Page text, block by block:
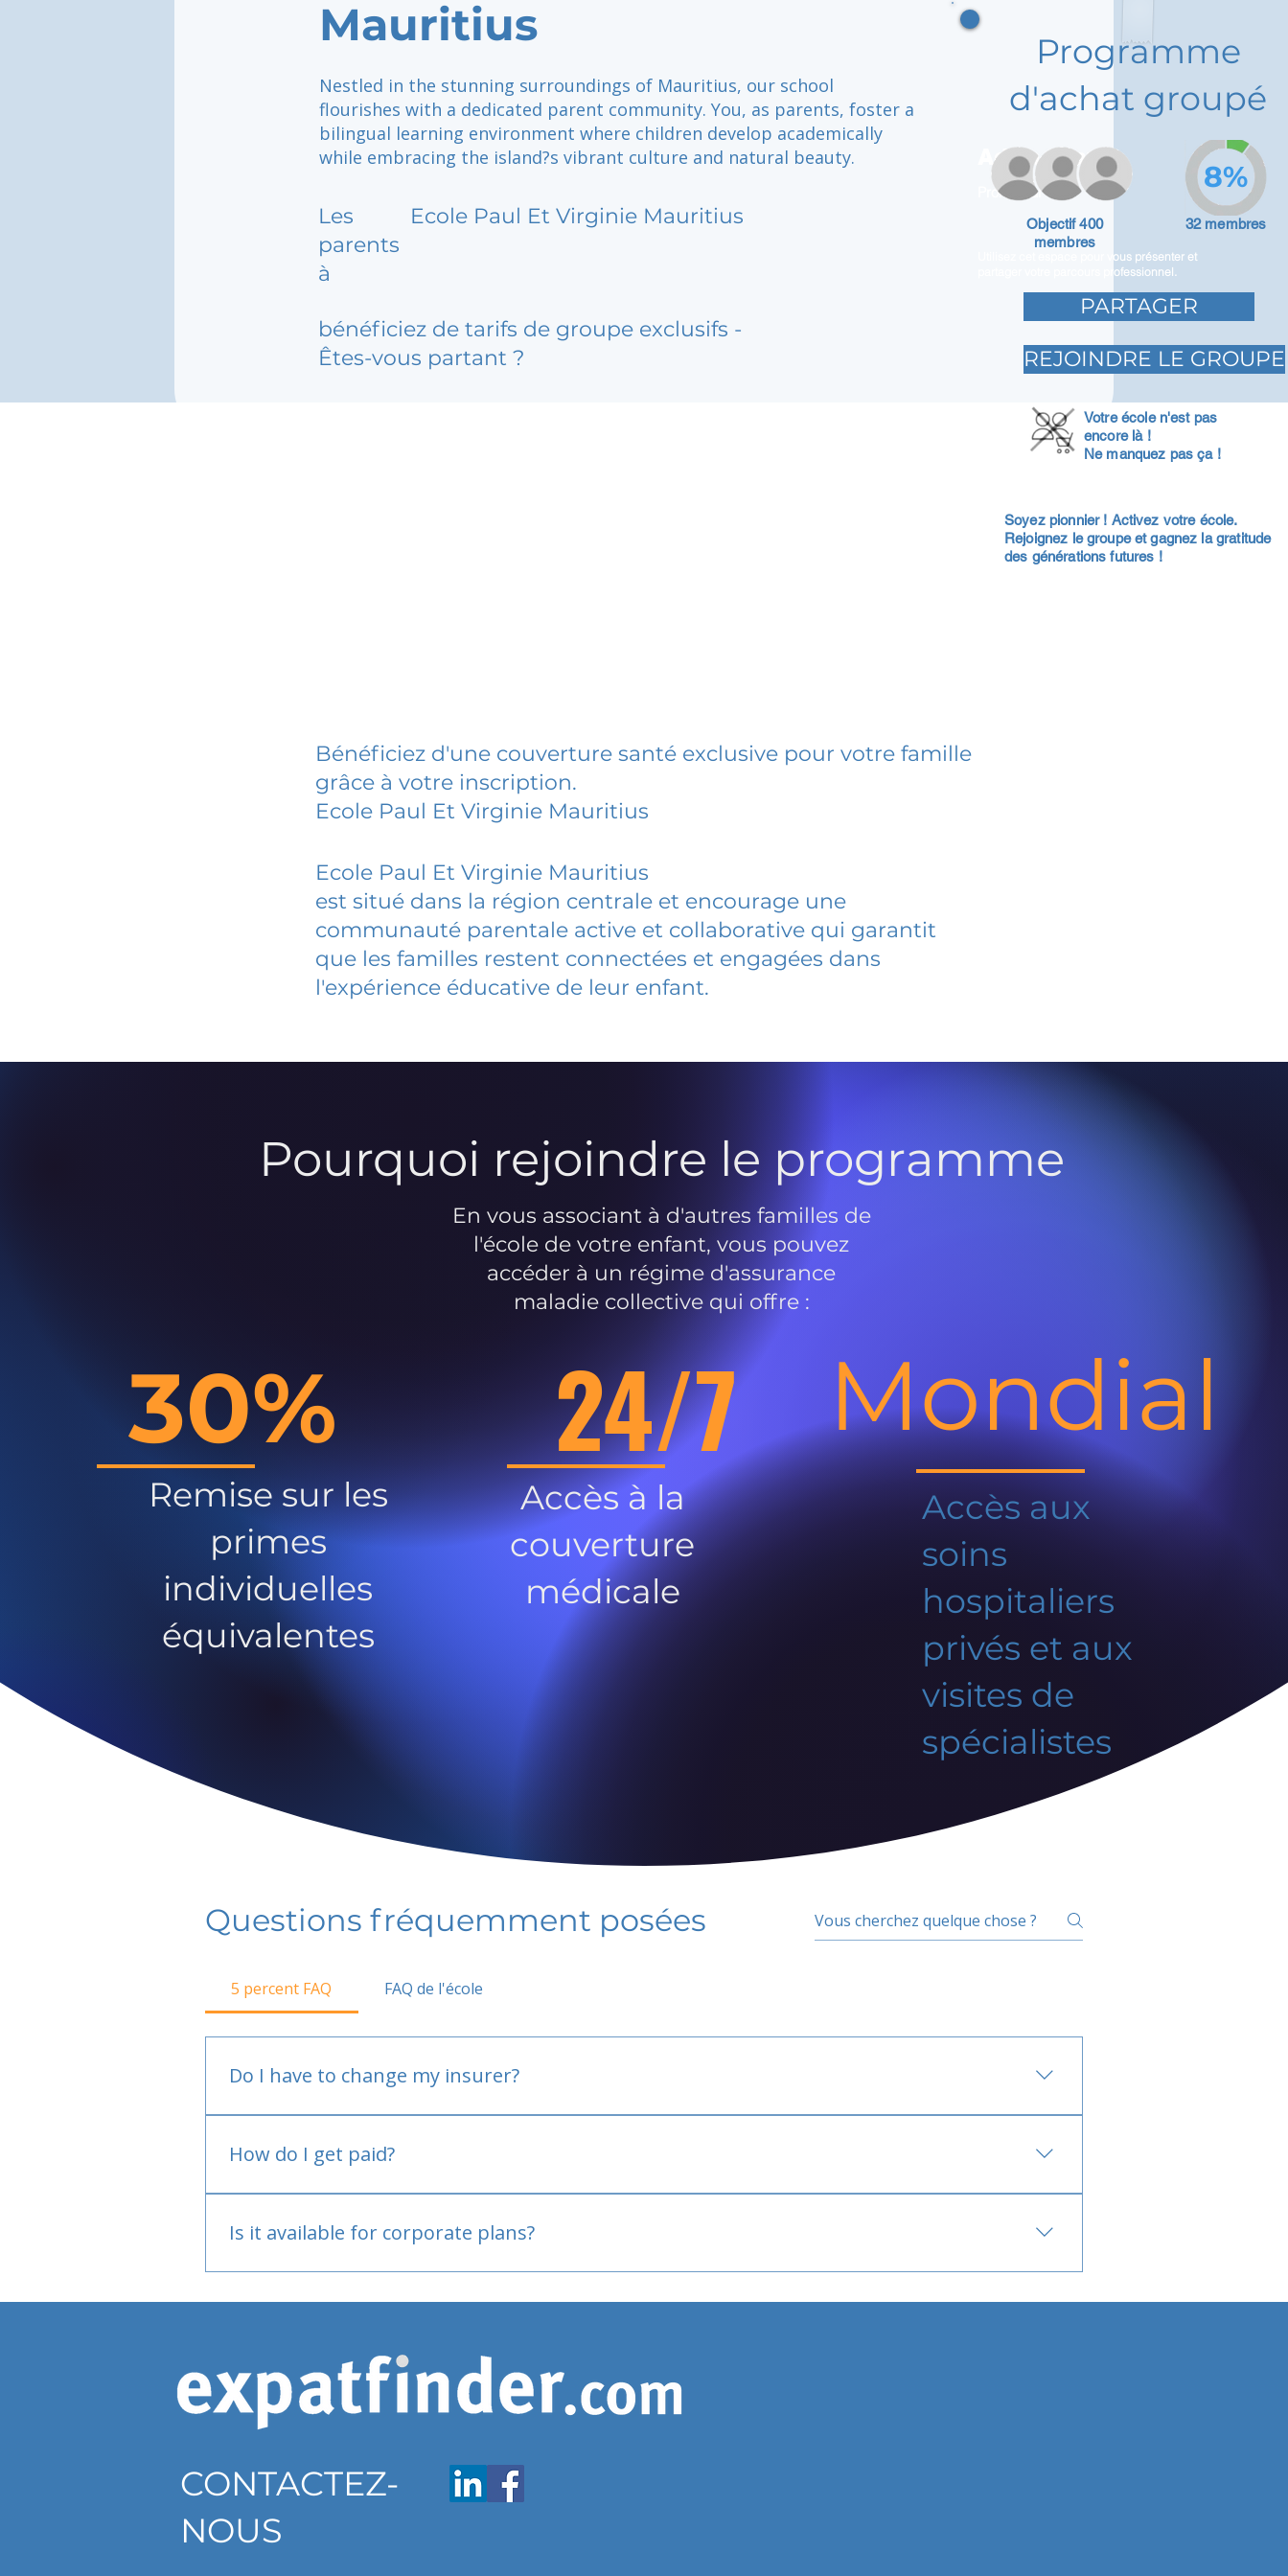
Mauritius
Nestled in the stunning surroundings of Mauritius, our school
flourishes with a dedicated parent community. You, as parents, foster a
bilingual learning environment where children develop academically
while embracing the island?s vibrant culture and natural beauty.
Les
parents
à
Ecole Paul Et Virginie Mauritius
bénéficiez de tarifs de groupe exclusifs -
Êtes-vous partant ?
Adam Caar
Promoteur
Utilisez cet espace pour vous présenter et
partager votre parcours professionnel.
Programme
d'achat groupé
Objectif 400
membres
32 membres
8%
PARTAGER
REJOINDRE LE GROUPE
Votre école n'est pas
encore là !
Ne manquez pas ça !
Soyez pionnier ! Activez votre école.
Rejoignez le groupe et gagnez la gratitude
des générations futures !
Bénéficiez d'une couverture santé exclusive pour votre famille
grâce à votre inscription.
Ecole Paul Et Virginie Mauritius
Ecole Paul Et Virginie Mauritius
est situé dans la région centrale et encourage une
communauté parentale active et collaborative qui garantit
que les familles restent connectées et engagées dans
l'expérience éducative de leur enfant.
Pourquoi rejoindre le programme
En vous associant à d'autres familles de
l'école de votre enfant, vous pouvez
accéder à un régime d'assurance
maladie collective qui offre :
30%
Remise sur les
primes
individuelles
équivalentes
24/7
Accès à la
couverture
médicale
Mondial
Accès aux
soins
hospitaliers
privés et aux
visites de
spécialistes
Questions fréquemment posées
5 percent FAQ FAQ de l'école
Do I have to change my insurer?
How do I get paid?
Is it available for corporate plans?
CONTACTEZ-
NOUS